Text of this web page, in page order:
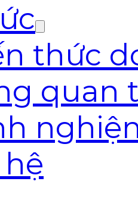
thức
quan